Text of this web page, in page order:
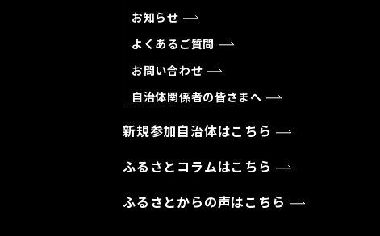
お知らせ
よくあるご質問
お問い合わせ
自治体関係者の皆さまへ
新規参加自治体はこちら
ふるさとコラムはこちら
ふるさとからの声はこちら